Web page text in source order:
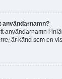
användarnamn?
användarnamn i
är känd som en